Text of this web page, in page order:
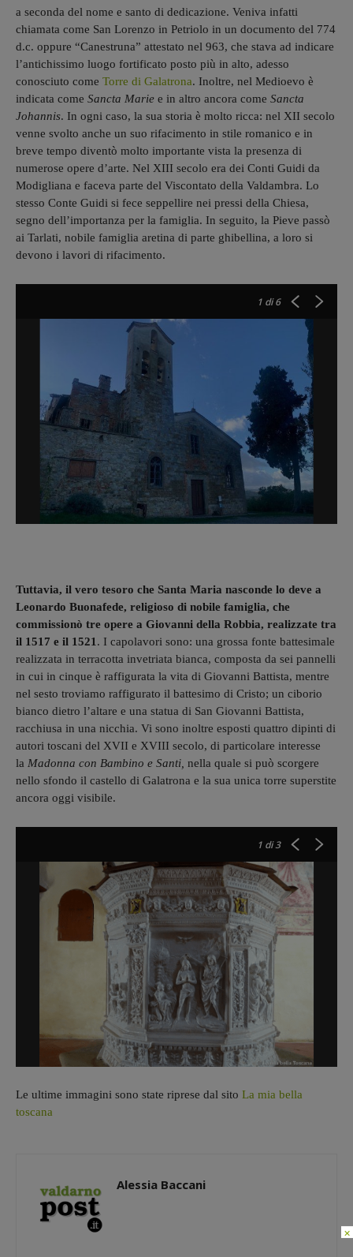
Immagine ripresa da 50 Pievi, Chiese e Badie nel Valdarno Superiore
a seconda del nome e santo di dedicazione. Veniva infatti
chiamata come San Lorenzo in Petriolo in un documento del 774
d.c. oppure “Canestruna” attestato nel 963, che stava ad indicare
l’antichissimo luogo fortificato posto più in alto, adesso
conosciuto come Torre di Galatrona. Inoltre, nel Medioevo è
indicata come Sancta Marie e in altro ancora come Sancta
Johannis. In ogni caso, la sua storia è molto ricca: nel XII secolo
venne svolto anche un suo rifacimento in stile romanico e in
breve tempo diventò molto importante vista la presenza di
numerose opere d’arte. Nel XIII secolo era dei Conti Guidi da
Modigliana e faceva parte del Viscontato della Valdambra. Lo
stesso Conte Guidi si fece seppellire nei pressi della Chiesa,
segno dell’importanza per la famiglia. In seguito, la Pieve passò
ai Tarlati, nobile famiglia aretina di parte ghibellina, a loro si
devono i lavori di rifacimento.
1 di 6
Tuttavia, il vero tesoro che Santa Maria nasconde lo deve a
Leonardo Buonafede, religioso di nobile famiglia, che
commissionò tre opere a Giovanni della Robbia, realizzate tra
il 1517 e il 1521 . I capolavori sono: una grossa fonte battesimale
realizzata in terracotta invetriata bianca, composta da sei pannelli
in cui in cinque è raffigurata la vita di Giovanni Battista, mentre
nel sesto troviamo raffigurato il battesimo di Cristo; un ciborio
bianco dietro l’altare e una statua di San Giovanni Battista,
racchiusa in una nicchia. Vi sono inoltre esposti quattro dipinti di
autori toscani del XVII e XVIII secolo, di particolare interesse
la Madonna con Bambino e Santi, nella quale si può scorgere
nello sfondo il castello di Galatrona e la sua unica torre superstite
ancora oggi visibile.
1 di 3
Le ultime immagini sono state riprese dal sito La mia bella
toscana
Alessia Baccani
×